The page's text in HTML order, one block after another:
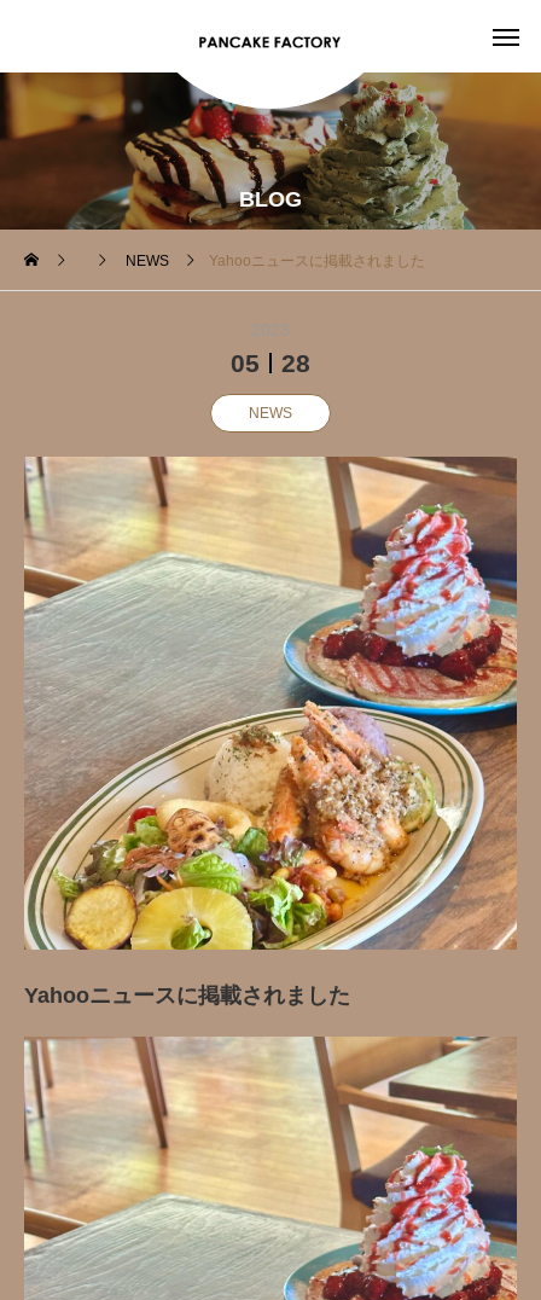
BLOG
NEWS Yahooニュースに掲載されました
2023
05 28
NEWS
Yahooニュースに掲載されました